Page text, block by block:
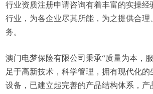
行业资质注册申请咨询有着丰富的实操经
行业，为各企业尽其所能，为之提供合理
务。
澳门电梦保险有限公司秉承“质量为本，
足于高新技术，科学管理，拥有现代化的
设备，已建立起完善的产品结构体系，产